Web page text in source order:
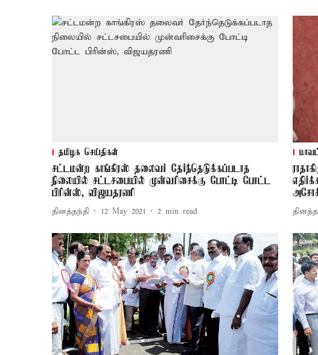
தமிழக செய்திகள்
சட்டமன்ற காங்கிரஸ் தலைவர் தேர்ந்தெடுக்கப்படாத
நிலையில் சட்டசபையில் முன்வரிசைக்கு போட்டி போட்ட
பிரின்ஸ், விஜயதரணி
தினத்தந்தி 12 May 2021 2 min read